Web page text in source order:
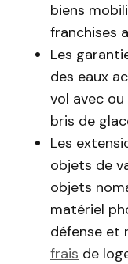
biens
franchises
Les
des eaux
vol avec
bris de
Les
objets de
objets
matériel
défense et
frais de